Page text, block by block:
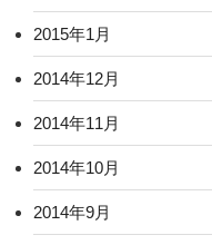
2015年1月
2014年12月
2014年11月
2014年10月
2014年9月